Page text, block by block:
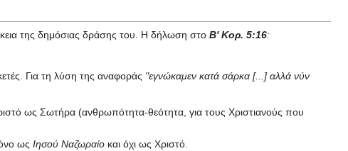
της δημόσιας δράσης του. Η δήλωση στο Β' Κορ. 5:16:
Για τη λύση της αναφοράς "εγνώκαμεν κατά σάρκα [...] αλλά νύν
ως Σωτήρα (ανθρωπότητα-θεότητα, για τους Χριστιανούς που
ωςΙησού Ναζωραίο και όχι ως Χριστό.